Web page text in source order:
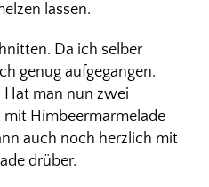
lassen.
Da ich selber
genug aufgegangen.
Hat man nun zwei
Himbeermarmelade
auch noch herzlich mit
drüber.